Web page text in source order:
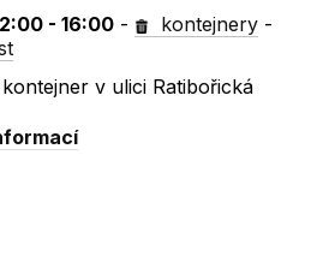
- 16:00 - kontejnery -
v ulici Ratibořická